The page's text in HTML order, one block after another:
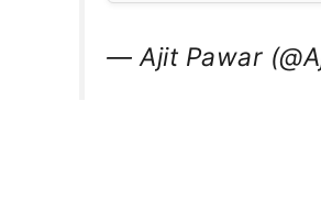
— Ajit Pawar